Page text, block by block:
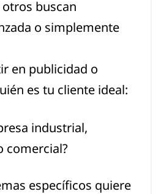
buscan
o simplemente
en publicidad o
es tu cliente ideal:
industrial,
comercial?
específicos quiere